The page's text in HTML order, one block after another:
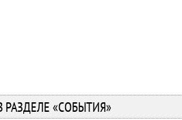
РАЗДЕЛЕ «СОБЫТИЯ»